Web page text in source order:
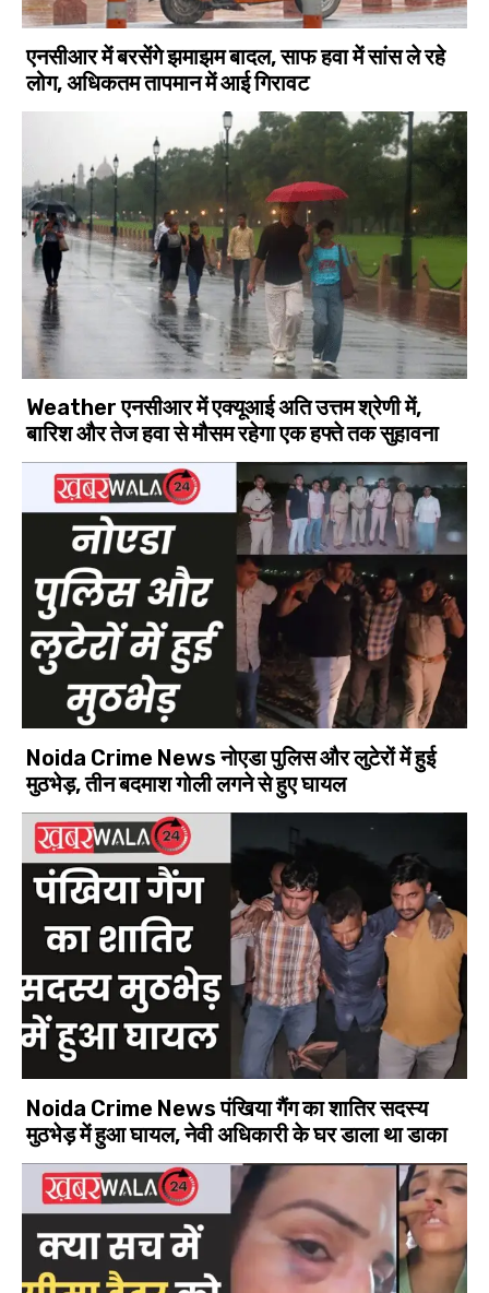
एनसीआर में बरसेंगे झमाझम बादल, साफ हवा में सांस ले रहे
लोग, अधिकतम तापमान में आई गिरावट
Weather एनसीआर में एक्यूआई अति उत्तम श्रेणी में,
बारिश और तेज हवा से मौसम रहेगा एक हफ्ते तक सुहावना
Noida Crime News नोएडा पुलिस और लुटेरों में हुई
मुठभेड़, तीन बदमाश गोली लगने से हुए घायल
Noida Crime News पंखिया गैंग का शातिर सदस्य
मुठभेड़ में हुआ घायल, नेवी अधिकारी के घर डाला था डाका